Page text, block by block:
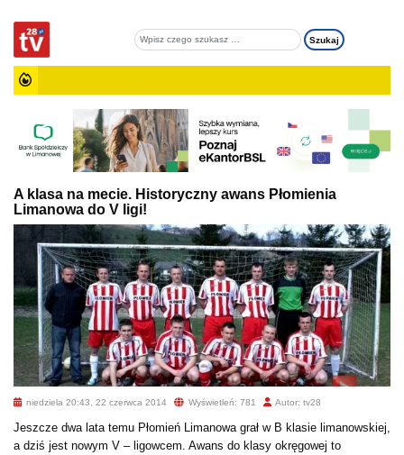
A klasa na mecie. Historyczny awans Płomienia
Limanowa do V ligi!
niedziela 20:43, 22 czerwca 2014 Wyświetleń: 781 Autor: tv28
Jeszcze dwa lata temu Płomień Limanowa grał w B klasie limanowskiej,
a dziś jest nowym V – ligowcem. Awans do klasy okręgowej to